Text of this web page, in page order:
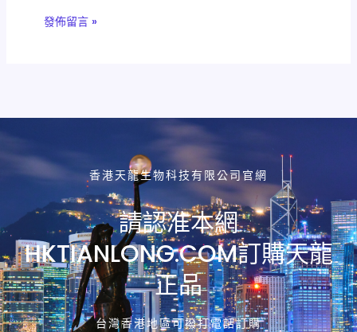
香港天龍生物科技有限公司官網
請認准本網
HKTIANLONG.COM訂購天龍
正品
台灣香港地區可撥打電話訂購